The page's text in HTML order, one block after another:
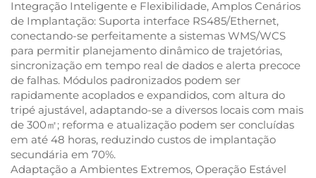
Integração Inteligente e Flexibilidade, Amplos Cenários
de Implantação: Suporta interface RS485/Ethernet,
conectando-se perfeitamente a sistemas WMS/WCS
para permitir planejamento dinâmico de trajetórias,
sincronização em tempo real de dados e alerta precoce
de falhas. Módulos padronizados podem ser
rapidamente acoplados e expandidos, com altura do
tripé ajustável, adaptando-se a diversos locais com mais
de 300㎡; reforma e atualização podem ser concluídas
em até 48 horas, reduzindo custos de implantação
secundária em 70%.
Adaptação a Ambientes Extremos, Operação Estável